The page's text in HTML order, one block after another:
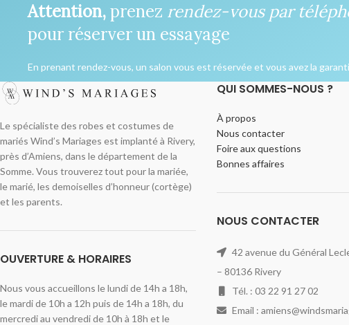
Attention,prenez rendez-vous par
pour réserver un essayage
En prenant rendez-vous, un salon vous est réservée et vous avez la
Le spécialiste des robes et costumes de
mariés Wind’s Mariages est implanté à Rivery,
près d’Amiens, dans le département de la
Somme. Vous trouverez tout pour la mariée,
le marié, les demoiselles d’honneur (cortège)
et les parents.
OUVERTURE & HORAIRES
Nous vous accueillons le lundi de 14h a 18h,
le mardi de 10h a 12h puis de 14h a 18h, du
mercredi au vendredi de 10h à 18h et le
QUI SOMMES-NOUS ?
À propos
Nous contacter
Foire aux questions
Bonnes affaires
NOUS CONTACTER
42 avenue du Général
– 80136 Rivery
Tél. : 03 22 91 27 02
Email :